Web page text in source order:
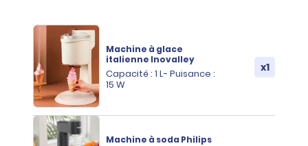
Machine à glace
italienne Inovalley
Capacité : 1 L- Puisance :
15 W
x1
Machine à soda Philips